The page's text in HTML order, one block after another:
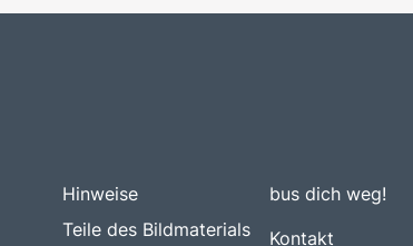
Hinweise
Teile des Bildmaterials
bus dich weg!
Kontakt